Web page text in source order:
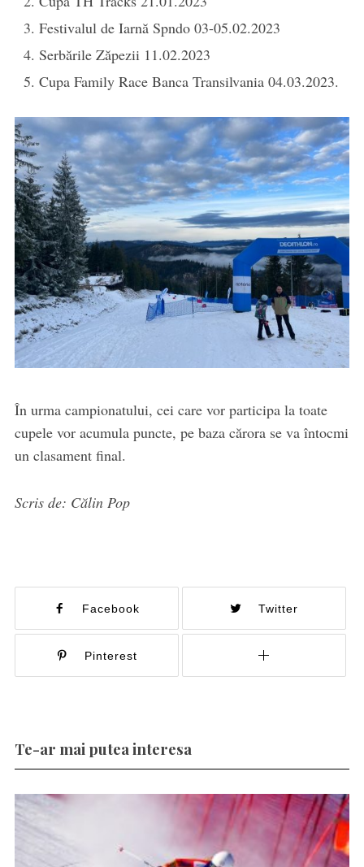
Festivalul de Iarnă Spndo 03-05.02.2023
Serbările Zăpezii 11.02.2023
Cupa Family Race Banca Transilvania 04.03.2023.
În urma campionatului, cei care vor participa la toate
cupele vor acumula puncte, pe baza cărora se va întocmi
un clasament final.
Scris de: Călin Pop
Facebook Twitter
Pinterest
Te-ar mai putea interesa